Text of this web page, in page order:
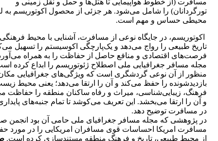
تورگردانان) را شامل می‌شود. هر جزئی از محصول اکوتوریسم به
محیطی حساس و مهم است.
اکوتوریسم، در جایگاه نوعی از مسافرت، آشنایی با محیط
تاریخ طبیعی را رواج می‌دهد و یک‌پارچگی اکوسیستم را تسهیل
فرصت‌های اقتصادی و منافع حاصل از حفاظت را به همراه
مجله مسافر جغرافیایی ملی اصطلاح ژئوتوریسم را ابداع کرده
منظور از آن نوعی گردشگری است که ویژگی‌های جغرافیایی
بازدیدشونده را حفظ می‌کند و آن را ارتقا می‌دهد؛ یعنی محیط
فرهنگ، زیبایی‌شناسی، میراث و رفاه ساکنان منطقه را حفاظت
و آن را ارتقا می‌بخشد. این تعریف می‌کوشد تا تمام جنبه‌های
در مسافرت توضیح دهد.
در پژوهشی که مجله مسافر جغرافیای ملی حامی آن بود انجمن
مسافرت امریکا احساسات قوی مسافران امریکایی را در مورد
از محیط طبیعی، تاریخ و فرهنگ منطقه مستند‌سازی کرده است.